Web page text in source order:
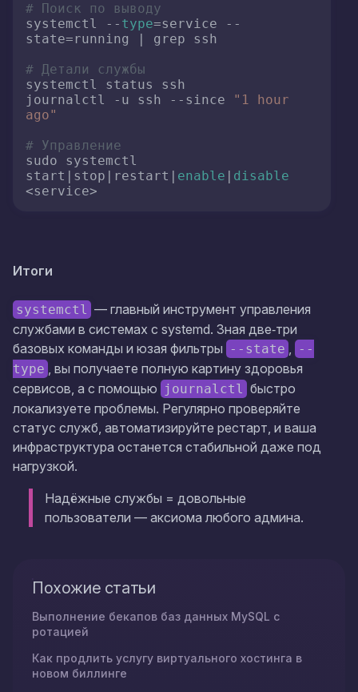
# Поиск по выводу
systemctl -- type=service --
state=running | grep ssh
# Детали службы
systemctl status ssh
journalctl -u ssh --since
"1 hour
ago"
# Управление
sudo systemctl
start|stop|restart| enable | disable
<service>
Итоги
systemctl — главный инструмент управления
службами в системах с systemd. Зная две‑три
базовых команды и юзая фильтры --state , --
type , вы получаете полную картину здоровья
сервисов, а с помощью journalctl быстро
локализуете проблемы. Регулярно проверяйте
статус служб, автоматизируйте рестарт, и ваша
инфраструктура останется стабильной даже под
нагрузкой.
Надёжные службы = довольные
пользователи — аксиома любого админа.
Похожие статьи
Выполнение бекапов баз данных MySQL с
ротацией
Как продлить услугу виртуального хостинга в
новом биллинге